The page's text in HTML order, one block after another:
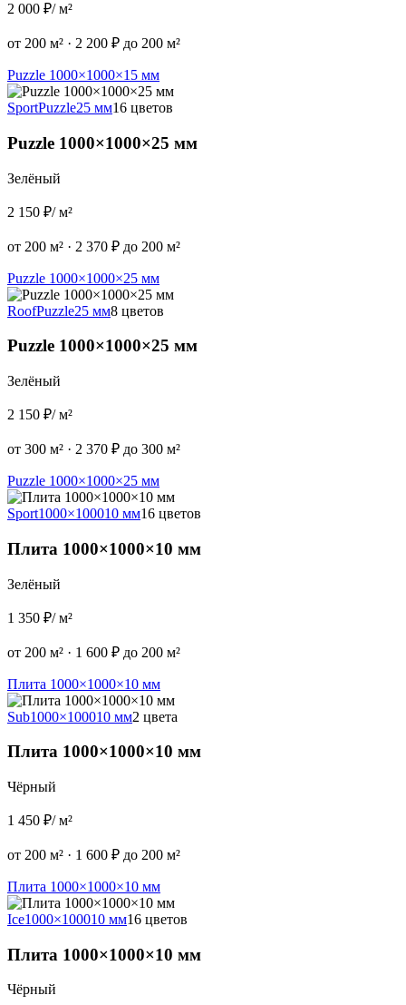
2 000 ₽/ м²
от 200 м² · 2 200 ₽ до 200 м²
Puzzle 1000×1000×15 мм
SportPuzzle25 мм16 цветов
Puzzle 1000×1000×25 мм
Зелёный
2 150 ₽/ м²
от 200 м² · 2 370 ₽ до 200 м²
Puzzle 1000×1000×25 мм
RoofPuzzle25 мм8 цветов
Puzzle 1000×1000×25 мм
Зелёный
2 150 ₽/ м²
от 300 м² · 2 370 ₽ до 300 м²
Puzzle 1000×1000×25 мм
Sport1000×100010 мм16 цветов
Плита 1000×1000×10 мм
Зелёный
1 350 ₽/ м²
от 200 м² · 1 600 ₽ до 200 м²
Плита 1000×1000×10 мм
Sub1000×100010 мм2 цвета
Плита 1000×1000×10 мм
Чёрный
1 450 ₽/ м²
от 200 м² · 1 600 ₽ до 200 м²
Плита 1000×1000×10 мм
Ice1000×100010 мм16 цветов
Плита 1000×1000×10 мм
Чёрный